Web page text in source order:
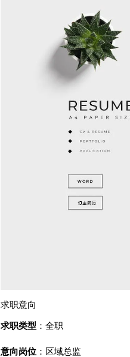
求职意向
求职类型 ：全职
意向岗位 ：区域总监